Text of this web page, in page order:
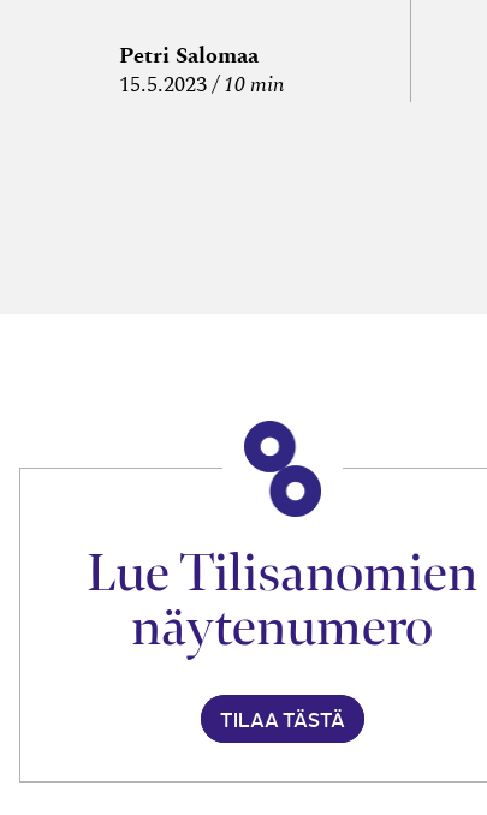
edelleen­
veloitus ja
Petri Salomaa
15.5.2023 10 min
Lue Tilisanomien
näytenumero
TILAA TÄSTÄ